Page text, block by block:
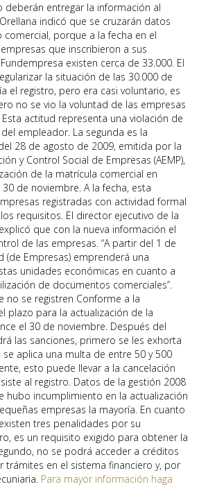
deberán entregar la información al
indicó que se cruzarán datos
comercial, porque a la fecha en el
que inscribieron a sus
existen cerca de 33.000. El
la situación de las 30.000 de
el registro, pero era casi voluntario, es
no se vio la voluntad de las empresas
actitud representa una violación de
empleador. La segunda es la
28 de agosto de 2009, emitida por la
y Control Social de Empresas (AEMP),
de la matrícula comercial en
de noviembre. A la fecha, esta
registradas con actividad formal
requisitos. El director ejecutivo de la
que con la nueva información el
de las empresas. “A partir del 1 de
(de Empresas) emprenderá una
unidades económicas en cuanto a
de documentos comerciales”.
no se registren Conforme a la
plazo para la actualización de la
el 30 de noviembre. Después del
las sanciones, primero se les exhorta
se aplica una multa de entre 50 y 500
esto puede llevar a la cancelación
al registro. Datos de la gestión 2008
hubo incumplimiento en la actualización
empresas la mayoría. En cuanto
tres penalidades por su
es un requisito exigido para obtener la
no se podrá acceder a créditos
trámites en el sistema financiero y, por
Para mayor información haga